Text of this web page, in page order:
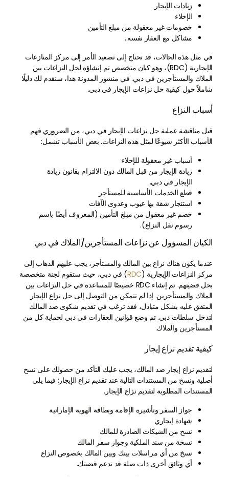
زيادات الإيجار
الإخلاء
خصومات غير معقولة من مبلغ التأمين
مشاكل مع العقار نفسه..
في مثل هذه الحالات، قد تحتاج إلى تصعيد الأمر إلى مركز المنازعات
الإيجارية (RDC)، وهو كيان متخصص تم إنشاؤه لحل النزاعات بين
الملاك والمستأجرين في دبي. في منشور المدونة هذا، سنقدم لك دليلًا
شاملاً حول كيفية حل نزاعات الإيجار في دبي.
أسباب النزاع
قبل مناقشة عملية حل نزاعات الإيجار في دبي، من الضروري فهم
الأسباب الأكثر شيوعًا لمثل هذه النزاعات. بعض الأسباب تشمل:
أسباب غير معقولة للإخلاء
زيادة الإيجار من قبل المالك دون الالتزام بقانون زيادة
الإيجار في دبي.
قطع الخدمات الأساسية للمستأجر
استئجار شقة بها عيوب وعدوى الآفات
خصم غير معقول من مبلغ التأمين (المعروف أيضًا باسم
رسوم نقل النزاع).
الكيان المسؤول عن نزاعات المستأجرين/الملاك في دبي
عندما يكون هناك نزاع بين المالك والمستأجر، يجب عليهم الذهاب إلى
مركز النزاعات الإيجارية (RDC) في دبي، حيث ستقوم لجنة متخصصة
بحل قضيتهم. تم إنشاء RDC خصيصًا للمساعدة في حل النزاعات بين
الملاك والمستأجرين. إذا لم تتمكن من التوصل إلى حل نزاع الإيجار
المتفق عليه بشكل متبادل، فقد ترغب في تقديم شكوى ضد المالك
لتدخل سلطات دبي. تم وضع قوانين العقارات في دبي لحماية كل من
المستأجرين والملاك.
كيفية تقديم نزاع إيجار
لتقديم نزاع إيجار ضد المالك، يجب عليك التأكد من حصولك على نسخ
أصلية ونسخ من المستندات التالية عند تقديم نزاع الإيجار: فيما يلي
المستندات المطلوبة لتقديم نزاع الإيجار.
جواز السفر وتأشيرة الإقامة وبطاقة الهوية الإماراتية
شهادة إيجاري
نسخ من الشيكات الصادرة للمالك
نسخة من سند الملكية وجواز سفر المالك
نسخ من أي مراسلات بينك وبين المالك بخصوص النزاع
أي وثائق أخرى ذات صلة قد تدعم قضيتك.